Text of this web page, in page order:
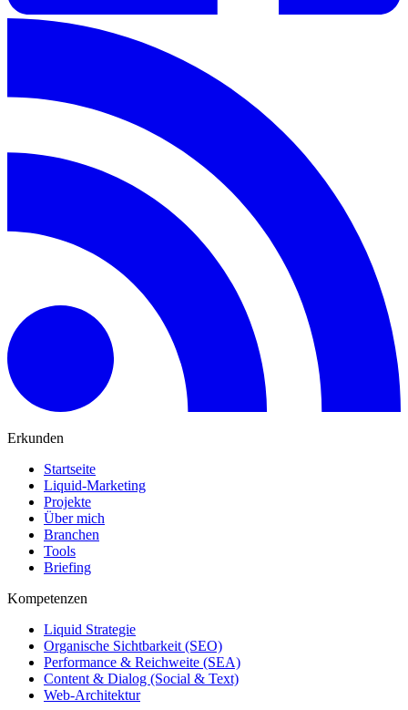
Erkunden
Startseite
Liquid-Marketing
Projekte
Über mich
Branchen
Tools
Briefing
Kompetenzen
Liquid Strategie
Organische Sichtbarkeit (SEO)
Performance & Reichweite (SEA)
Content & Dialog (Social & Text)
Web-Architektur